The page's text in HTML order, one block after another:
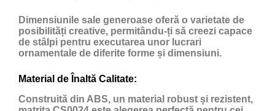
Dimensiunile sale generoase oferă o varietate de
posibilități creative, permitându-ți să creezi capace
de stâlpi pentru executarea unor lucrari
ornamentale de diferite forme și dimensiuni.
Material de Înaltă Calitate:
Construită din ABS, un material robust și rezistent,